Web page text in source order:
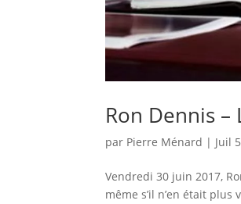
Ron Dennis
par Pierre Ménard | Juil
Vendredi 30 juin 2017,
même s’il n’en était